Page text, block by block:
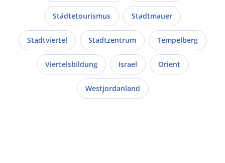
Städtetourismus Stadtmauer
Stadtviertel Stadtzentrum Tempelberg
Viertelsbildung Israel Orient
Westjordanland